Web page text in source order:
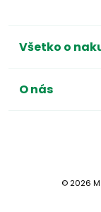
Všetko o
O nás
© 2026